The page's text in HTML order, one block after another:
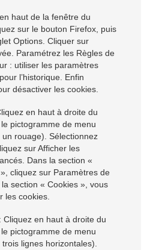
haut de la fenêtre du
sur le bouton Firefox, puis
Options. Cliquer sur
Paramétrez les Règles de
: utiliser les paramètres
l’historique. Enfin
désactiver les cookies.
en haut à droite du
pictogramme de menu
rouage). Sélectionnez
sur Afficher les
Dans la section «
cliquez sur Paramètres de
section « Cookies », vous
les cookies.
Cliquez en haut à droite du
pictogramme de menu
lignes horizontales).